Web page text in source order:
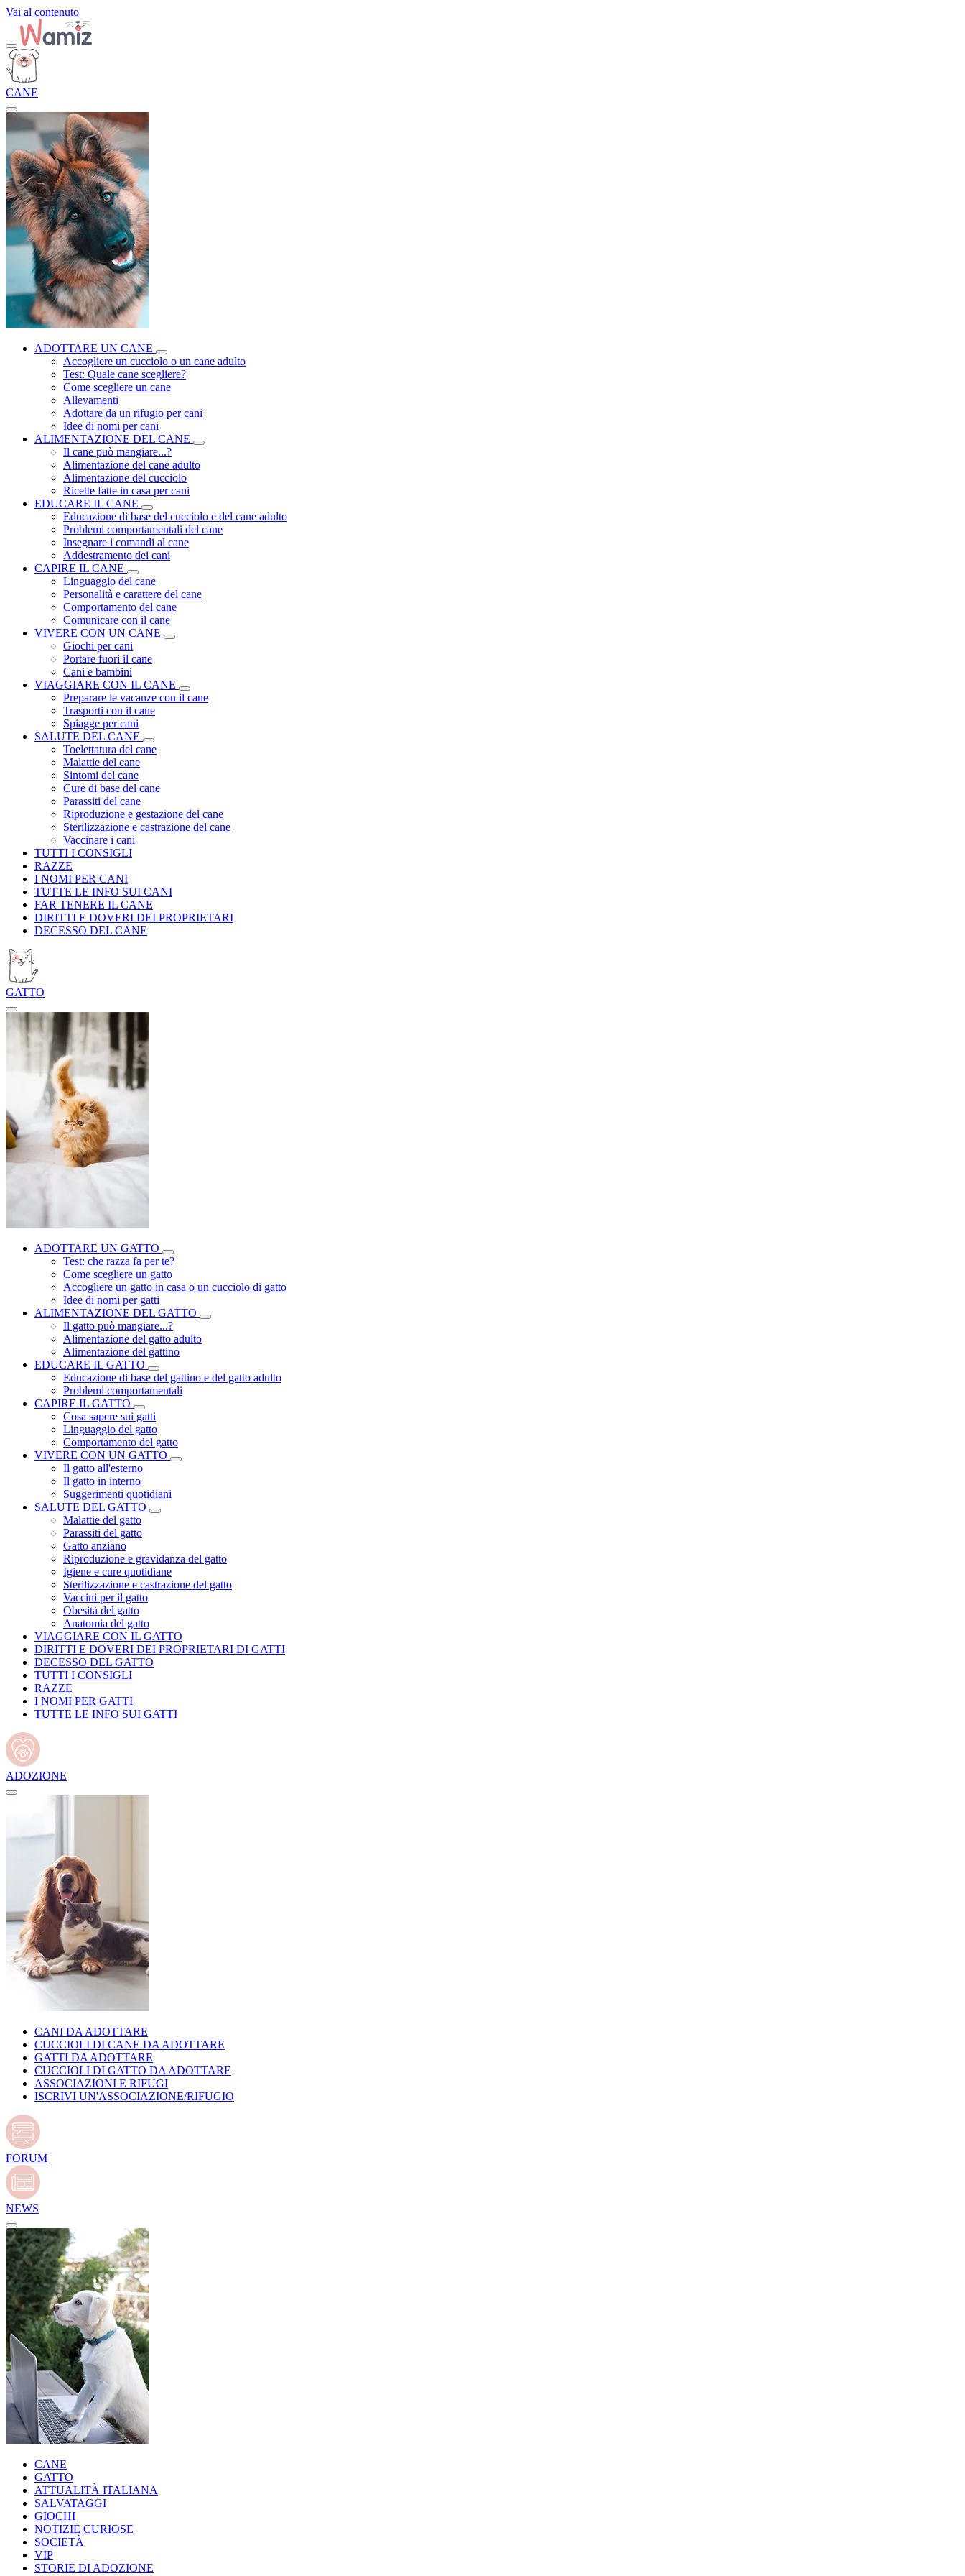
Vai al contenuto
CANE
ADOTTARE UN CANE
Accogliere un cucciolo o un cane adulto
Test: Quale cane scegliere?
Come scegliere un cane
Allevamenti
Adottare da un rifugio per cani
Idee di nomi per cani
ALIMENTAZIONE DEL CANE
Il cane può mangiare...?
Alimentazione del cane adulto
Alimentazione del cucciolo
Ricette fatte in casa per cani
EDUCARE IL CANE
Educazione di base del cucciolo e del cane adulto
Problemi comportamentali del cane
Insegnare i comandi al cane
Addestramento dei cani
CAPIRE IL CANE
Linguaggio del cane
Personalità e carattere del cane
Comportamento del cane
Comunicare con il cane
VIVERE CON UN CANE
Giochi per cani
Portare fuori il cane
Cani e bambini
VIAGGIARE CON IL CANE
Preparare le vacanze con il cane
Trasporti con il cane
Spiagge per cani
SALUTE DEL CANE
Toelettatura del cane
Malattie del cane
Sintomi del cane
Cure di base del cane
Parassiti del cane
Riproduzione e gestazione del cane
Sterilizzazione e castrazione del cane
Vaccinare i cani
TUTTI I CONSIGLI
RAZZE
I NOMI PER CANI
TUTTE LE INFO SUI CANI
FAR TENERE IL CANE
DIRITTI E DOVERI DEI PROPRIETARI
DECESSO DEL CANE
GATTO
ADOTTARE UN GATTO
Test: che razza fa per te?
Come scegliere un gatto
Accogliere un gatto in casa o un cucciolo di gatto
Idee di nomi per gatti
ALIMENTAZIONE DEL GATTO
Il gatto può mangiare...?
Alimentazione del gatto adulto
Alimentazione del gattino
EDUCARE IL GATTO
Educazione di base del gattino e del gatto adulto
Problemi comportamentali
CAPIRE IL GATTO
Cosa sapere sui gatti
Linguaggio del gatto
Comportamento del gatto
VIVERE CON UN GATTO
Il gatto all'esterno
Il gatto in interno
Suggerimenti quotidiani
SALUTE DEL GATTO
Malattie del gatto
Parassiti del gatto
Gatto anziano
Riproduzione e gravidanza del gatto
Igiene e cure quotidiane
Sterilizzazione e castrazione del gatto
Vaccini per il gatto
Obesità del gatto
Anatomia del gatto
VIAGGIARE CON IL GATTO
DIRITTI E DOVERI DEI PROPRIETARI DI GATTI
DECESSO DEL GATTO
TUTTI I CONSIGLI
RAZZE
I NOMI PER GATTI
TUTTE LE INFO SUI GATTI
ADOZIONE
CANI DA ADOTTARE
CUCCIOLI DI CANE DA ADOTTARE
GATTI DA ADOTTARE
CUCCIOLI DI GATTO DA ADOTTARE
ASSOCIAZIONI E RIFUGI
ISCRIVI UN'ASSOCIAZIONE/RIFUGIO
FORUM
NEWS
CANE
GATTO
ATTUALITÀ ITALIANA
SALVATAGGI
GIOCHI
NOTIZIE CURIOSE
SOCIETÀ
VIP
STORIE DI ADOZIONE